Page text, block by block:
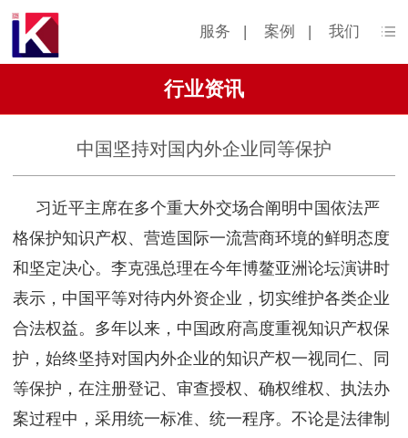
服务 | 案例 | 我们
行业资讯
中国坚持对国内外企业同等保护
习近平主席在多个重大外交场合阐明中国依法严
格保护知识产权、营造国际一流营商环境的鲜明态度
和坚定决心。李克强总理在今年博鳌亚洲论坛演讲时
表示，中国平等对待内外资企业，切实维护各类企业
合法权益。多年以来，中国政府高度重视知识产权保
护，始终坚持对国内外企业的知识产权一视同仁、同
等保护，在注册登记、审查授权、确权维权、执法办
案过程中，采用统一标准、统一程序。不论是法律制